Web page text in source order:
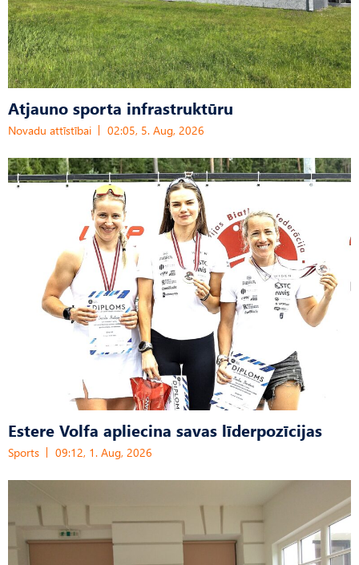
Atjauno sporta infrastruktūru
Novadu attīstībai 02:05, 5. Aug, 2026
Estere Volfa apliecina savas līderpozīcijas
Sports 09:12, 1. Aug, 2026